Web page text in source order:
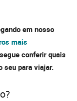
em nosso
mais
conferir quais
seu para viajar.